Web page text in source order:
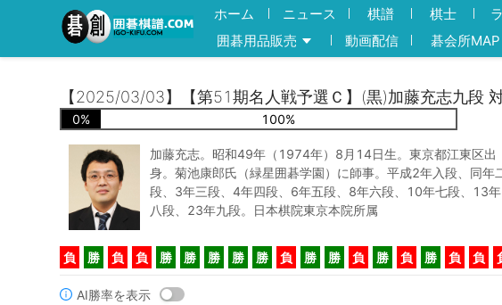
ホーム ニュース 棋譜 棋士
囲碁用品販売
動画配信 碁会所MAP
【2025/03/03】【第51期名人戦予選Ｃ】(黒)加藤充志九段
0% 100%
加藤充志。昭和49年（1974年）8月14日生。東京都江東区出
身。菊池康郎氏（緑星囲碁学園）に師事。平成2年入段、同年
段、3年三段、4年四段、6年五段、8年六段、10年七段、13年
八段、23年九段。日本棋院東京本院所属
負 勝 負 負 勝 勝 勝 勝 勝 負 勝 勝 負 勝 負 勝 負 負
AI勝率を表示